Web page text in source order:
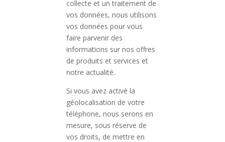
collecte et un traitement de
vos données, nous utilisons
vos données pour vous
faire parvenir des
informations sur nos offres
de produits et services et
notre actualité.
Si vous avez activé la
géolocalisation de votre
téléphone, nous serons en
mesure, sous réserve de
vos droits, de mettre en